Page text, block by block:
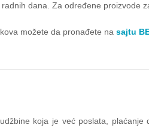
dana. Za određene proizvode
možete da pronađete na sajtu
koja je već poslata,